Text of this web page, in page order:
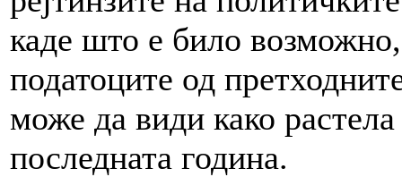
каде што е било
податоците од
може да види како
последната година.